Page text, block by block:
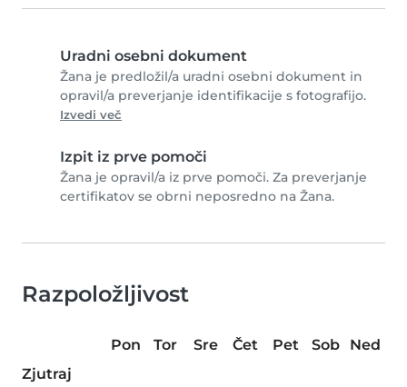
Uradni osebni dokument
Žana je predložil/a uradni osebni dokument in
opravil/a preverjanje identifikacije s fotografijo.
Izvedi več
Izpit iz prve pomoči
Žana je opravil/a iz prve pomoči. Za preverjanje
certifikatov se obrni neposredno na Žana.
Razpoložljivost
Pon Tor Sre Čet Pet Sob
Ned
Zjutraj